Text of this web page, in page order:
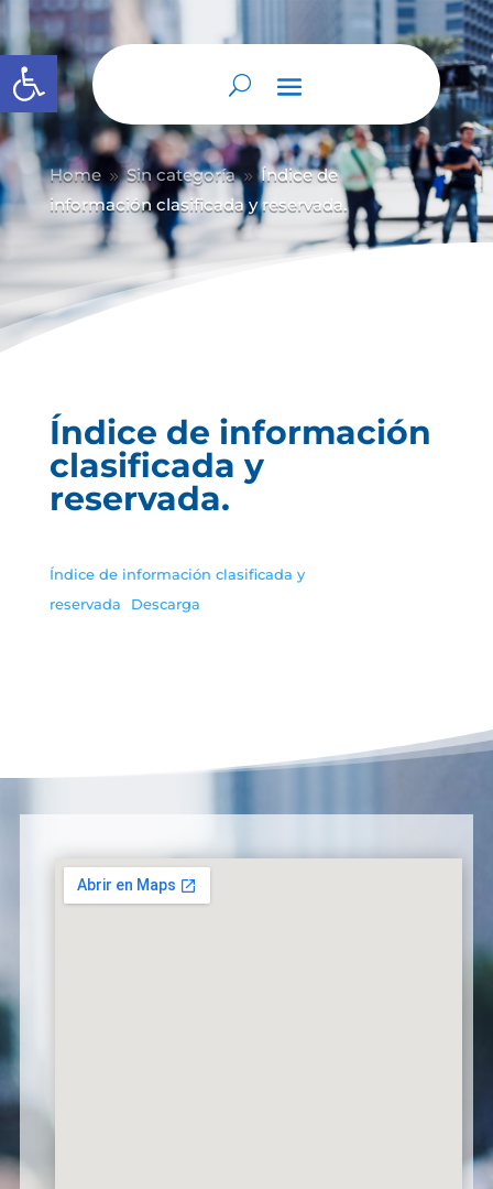
Abrir barra de herramientas
Home 9 Sin categoría 9 Índice de
información clasificada y reservada.
Índice de información
clasificada y
reservada.
Índice de información clasificada y
reservada
Descarga